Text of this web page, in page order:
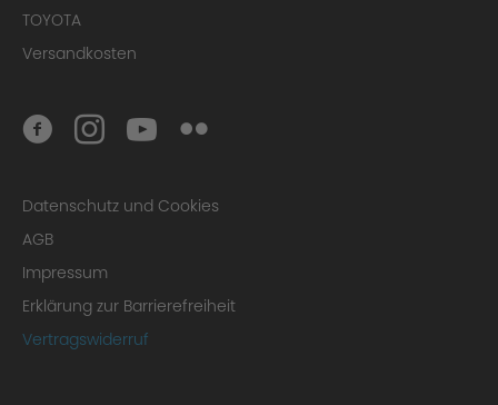
Glossy Black surface
TOYOTA
Versandkosten
Datenschutz und Cookies
AGB
Impressum
Erklärung zur Barrierefreiheit
Vertragswiderruf